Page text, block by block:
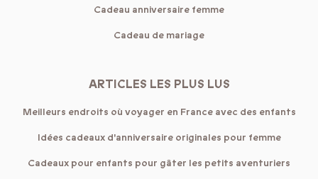
Cadeau anniversaire femme
Cadeau de mariage
ARTICLES LES PLUS LUS
Meilleurs endroits où voyager en France avec des enfants
Idées cadeaux d'anniversaire originales pour femme
Cadeaux pour enfants pour gâter les petits aventuriers